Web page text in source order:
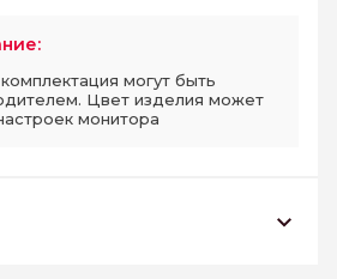
могут быть
Цвет изделия может
монитора